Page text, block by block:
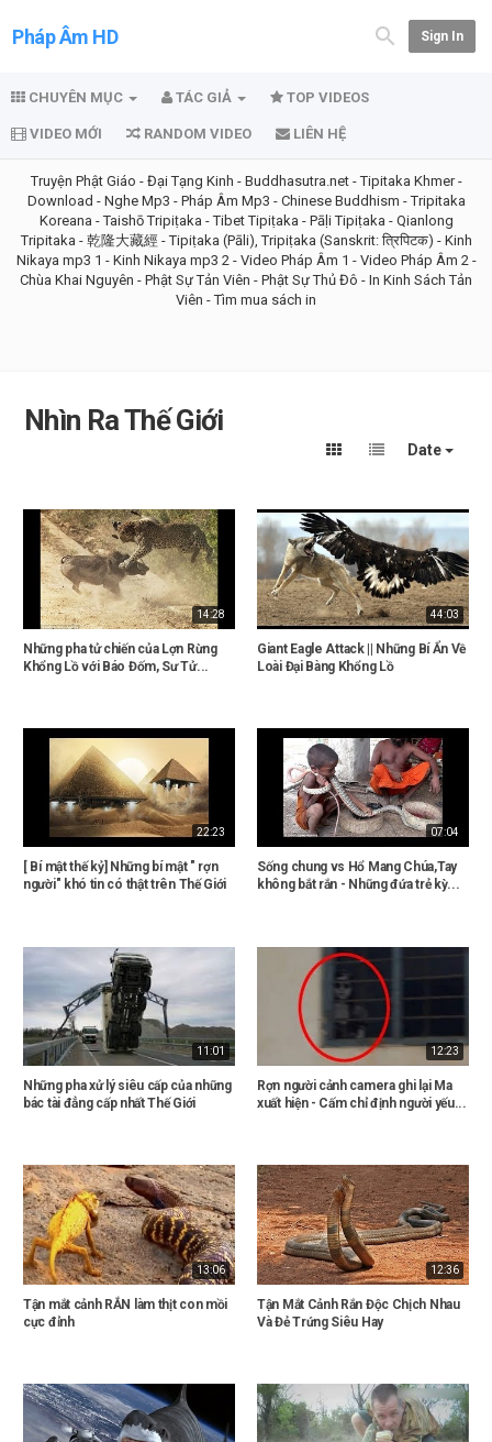
Pháp Âm HD Sign In
CHUYÊN MỤC TÁC GIẢ TOP VIDEOS
VIDEO MỚI RANDOM VIDEO LIÊN HỆ
Truyện Phật Giáo - Đại Tạng Kinh - Buddhasutra.net-Tipitaka Khmer-
Download - Nghe Mp3 - Pháp Âm Mp3 - Chinese Buddhism -Tripitaka
Koreana -Taishō Tripiṭaka -Tibet Tipiṭaka - Pāḷi Tipiṭaka - Qianlong
Tripitaka - 乾隆大藏經-Tipiṭaka (Pāli), Tripiṭaka (Sanskrit: त्रिपिटक) - Kinh
Nikaya mp3 1 - Kinh Nikaya mp3 2 - Video Pháp Âm 1 - Video Pháp Âm 2-
Chùa Khai Nguyên - Phật Sự Tản Viên - Phật Sự Thủ Đô - In Kinh Sách Tản
Viên -Tìm mua sách in
Nhìn Ra Thế Giới
Date
14:28
Những pha tử chiến của Lợn Rừng
Khổng Lồ với Báo Đốm, Sư Tử...
44:03
Giant Eagle Attack || Những Bí Ẩn Về
Loài Đại Bàng Khổng Lồ
22:23
[ Bí mật thế kỷ] Những bí mật " rợn
người" khó tin có thật trên Thế Giới
07:04
Sống chung vs Hổ Mang Chúa,Tay
không bắt rắn - Những đứa trẻ kỳ...
11:01
Những pha xử lý siêu cấp của những
bác tài đẳng cấp nhất Thế Giới
12:23
Rợn người cảnh camera ghi lại Ma
xuất hiện - Cấm chỉ định người yếu...
13:06
Tận mắt cảnh RẮN làm thịt con mồi
cực đỉnh
12:36
Tận Mắt Cảnh Rắn Độc Chịch Nhau
Và Đẻ Trứng Siêu Hay